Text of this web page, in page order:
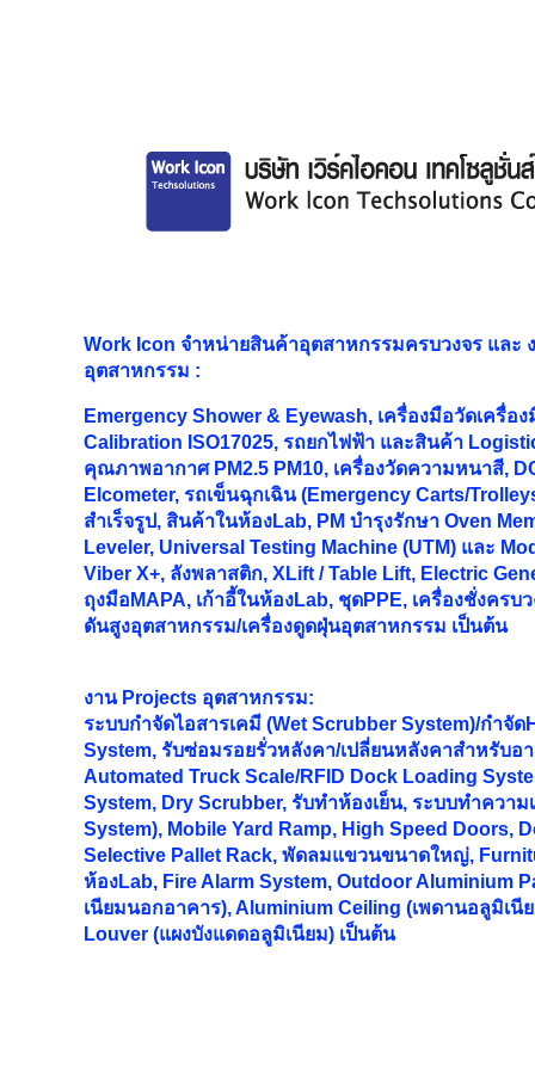
Work Icon จำหน่ายสินค้าอุตสาหกรรมครบวงจร และ
อุตสาหกรรม :
Emergency Shower & Eyewash, เครื่องมือวัดเครื่อ
Calibration ISO17025, รถยกไฟฟ้า และสินค้า
คุณภาพอากาศ PM2.5 PM10, เครื่องวัดความหนาสี,
Elcometer, รถเข็นฉุกเฉิน (Emergency Carts/
สำเร็จรูป, สินค้าในห้องLab, PM บำรุงรักษา Oven
Leveler, Universal Testing Machine (UTM) และ
Viber X+, ลังพลาสติก, XLift / Table Lift, Electric
ถุงมือMAPA, เก้าอี้ในห้องLab, ชุดPPE, เครื่องชั่งครบ
ดันสูงอุตสาหกรรม/เครื่องดูดฝุ่นอุตสาหกรรม เป็นต้น
งาน Projects อุตสาหกรรม:
ระบบกำจัดไอสารเคมี (Wet Scrubber System)/กำจัด
System, รับซ่อมรอยรั่วหลังคา/เปลี่ยนหลังคาสำหรับอ
Automated Truck Scale/RFID Dock Loading
System, Dry Scrubber, รับทำห้องเย็น, ระบบทำความ
System), Mobile Yard Ramp, High Speed Doors,
Selective Pallet Rack, พัดลมแขวนขนาดใหญ่,
ห้องLab, Fire Alarm System, Outdoor Aluminium
เนียมนอกอาคาร), Aluminium Ceiling (เพดานอลูมิเนี
Louver (แผงบังแดดอลูมิเนียม) เป็นต้น